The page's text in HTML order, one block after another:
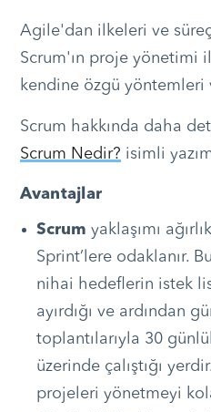
Agile'dan ilkeleri ve
Scrum'ın proje yönetimi
kendine özgü yöntemleri
Scrum hakkında daha
Scrum Nedir? isimli
Avantajlar
Scrum yaklaşımı
Sprint’lere odaklanır.
nihai hedeflerin istek
ayırdığı ve ardından
toplantılarıyla 30
üzerinde çalıştığı
projeleri yönetmeyi